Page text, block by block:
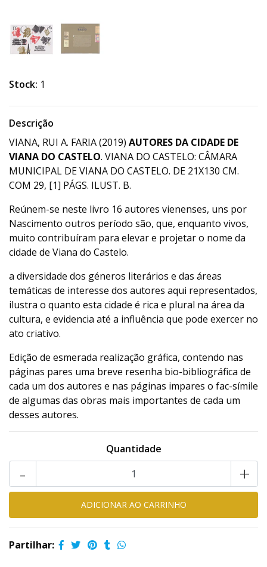
Stock: 1
Descrição
VIANA, RUI A. FARIA (2019) AUTORES DA CIDADE DE
VIANA DO CASTELO. VIANA DO CASTELO: CÂMARA
MUNICIPAL DE VIANA DO CASTELO. DE 21X130 CM.
COM 29, [1] PÁGS. ILUST. B.
Reúnem-se neste livro 16 autores vienenses, uns por
Nascimento outros período são, que, enquanto vivos,
muito contribuíram para elevar e projetar o nome da
cidade de Viana do Castelo.
a diversidade dos géneros literários e das áreas
temáticas de interesse dos autores aqui representados,
ilustra o quanto esta cidade é rica e plural na área da
cultura, e evidencia até a influência que pode exercer no
ato criativo.
Edição de esmerada realização gráfica, contendo nas
páginas pares uma breve resenha bio-bibliográfica de
cada um dos autores e nas páginas impares o fac-símile
de algumas das obras mais importantes de cada um
desses autores.
Quantidade
+
-
Partilhar: